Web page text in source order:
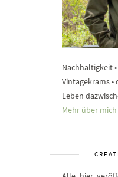
Nachhaltigkeit
Vintagekrams •
Leben
Mehr über